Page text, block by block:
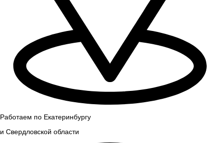
Работаем по Екатеринбургу
и Свердловской области